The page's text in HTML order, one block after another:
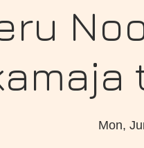
Mon,